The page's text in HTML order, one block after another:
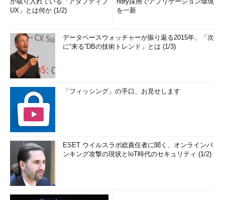
UX」とは何か (1/2)
を一新
データベースウォッチャーが振り返る2015年、「次
に“来る”DBの技術トレンド」とは (1/3)
「フィッシング」の手口、お見せします
ESET ウイルスラボ総責任者に聞く、オンラインバ
ンキング攻撃の現状とIoT時代のセキュリティ (1/2)